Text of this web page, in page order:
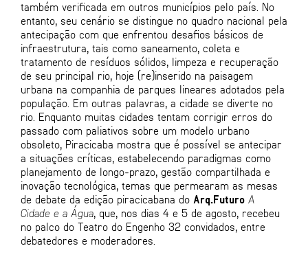
também verificada em outros municípios pelo país. No
entanto, seu cenário se distingue no quadro nacional pela
antecipação com que enfrentou desafios básicos de
infraestrutura, tais como saneamento, coleta e
tratamento de resíduos sólidos, limpeza e recuperação
de seu principal rio, hoje (re)inserido na paisagem
urbana na companhia de parques lineares adotados pela
população. Em outras palavras, a cidade se diverte no
rio. Enquanto muitas cidades tentam corrigir erros do
passado com paliativos sobre um modelo urbano
obsoleto, Piracicaba mostra que é possível se antecipar
a situações críticas, estabelecendo paradigmas como
planejamento de longo-prazo, gestão compartilhada e
inovação tecnológica, temas que permearam as mesas
de debate da edição piracicabana do Arq.Futuro A
Cidade e a Água , que, nos dias 4 e 5 de agosto, recebeu
no palco do Teatro do Engenho 32 convidados, entre
debatedores e moderadores.